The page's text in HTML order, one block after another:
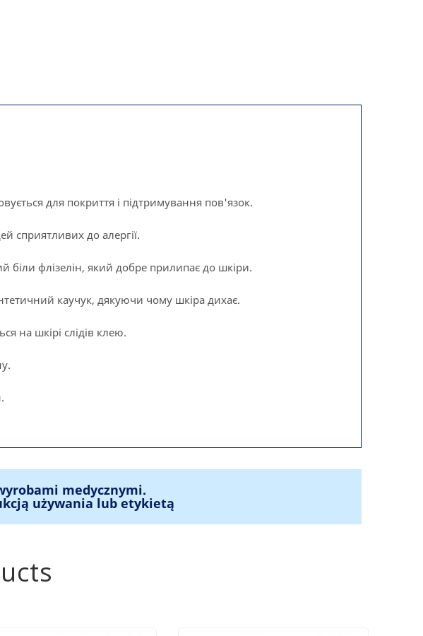
для покриття і підтримування пов'язок.
сприятливих до алергії.
біли флізелін, який добре прилипає до шкіри.
каучук, дякуючи чому шкіра дихає.
на шкірі слідів клею.
medycznymi.
używania lub etykietą